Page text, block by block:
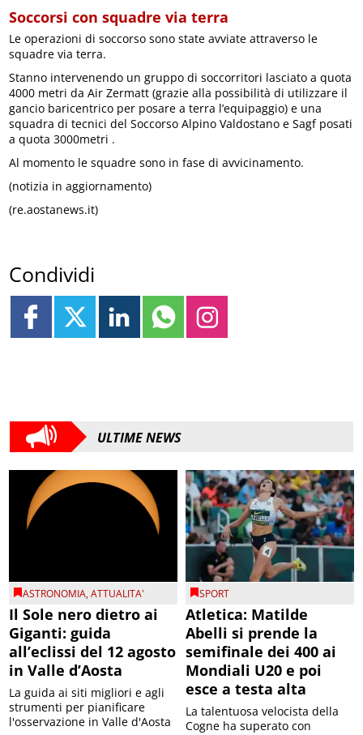
Soccorsi con squadre via terra
Le operazioni di soccorso sono state avviate attraverso le
squadre via terra.
Stanno intervenendo un gruppo di soccorritori lasciato a quota
4000 metri da Air Zermatt (grazie alla possibilità di utilizzare il
gancio baricentrico per posare a terra l’equipaggio) e una
squadra di tecnici del Soccorso Alpino Valdostano e Sagf posati
a quota 3000metri .
Al momento le squadre sono in fase di avvicinamento.
(notizia in aggiornamento)
(re.aostanews.it)
Condividi
ULTIME NEWS
ASTRONOMIA,ATTUALITA'
Il Sole nero dietro ai
Giganti: guida
all’eclissi del 12 agosto
in Valle d’Aosta
La guida ai siti migliori e agli
strumenti per pianificare
l'osservazione in Valle d'Aosta
SPORT
Atletica: Matilde
Abelli si prende la
semifinale dei 400 ai
Mondiali U20 e poi
esce a testa alta
La talentuosa velocista della
Cogne ha superato con